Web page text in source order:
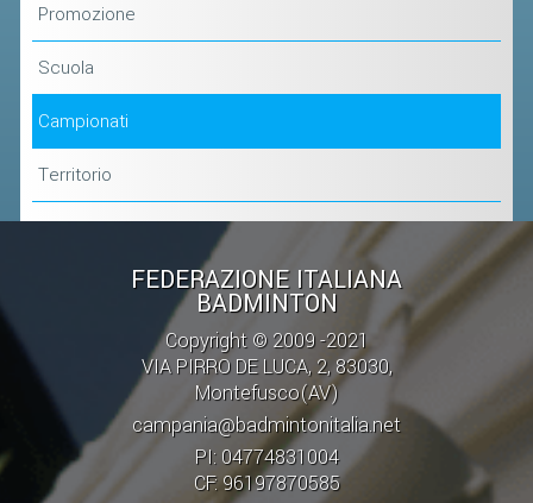
Promozione
Scuola
Campionati
Territorio
FEDERAZIONE ITALIANA
BADMINTON
Copyright © 2009 -2021
VIA PIRRO DE LUCA, 2, 83030,
Montefusco(AV)
campania@badmintonitalia.net
PI: 04774831004
CF: 96197870585